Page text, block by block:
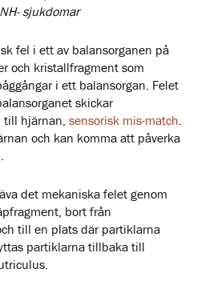
sjukdomar
fel i ett av balansorganen på
och kristallfragment som
i ett balansorgan. Felet
skickar
till hjärnan,sensorisk mis-match
och kan komma att påverka
det mekaniska felet genom
bort från
till en plats där partiklarna
partiklarna tillbaka till